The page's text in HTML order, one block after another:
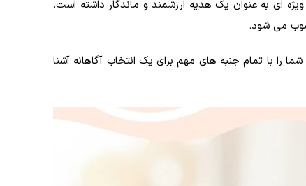
ویژه ای به عنوان یک هدیه ارزشمند و ماندگار داشته است.
می شود.
را با تمام جنبه های مهم برای یک انتخاب آگاهانه آشنا